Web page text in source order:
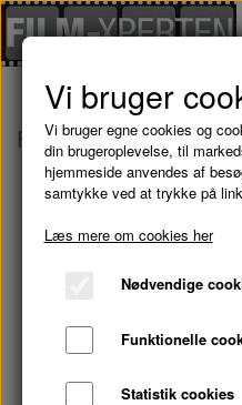
Forside Blu-Ray -
Vi bruger
Vi bruger egne cookies og
din brugeroplevelse, til
hjemmeside anvendes af
samtykke ved at trykke på
Læs mere om cookies her
Nødvendige
Funktionelle
Statistik cookies